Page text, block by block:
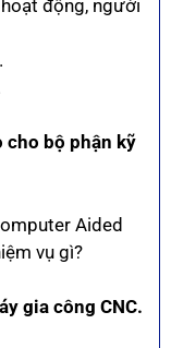
động, người
cho bộ phận kỹ
Aided
vụ gì?
gia công CNC.